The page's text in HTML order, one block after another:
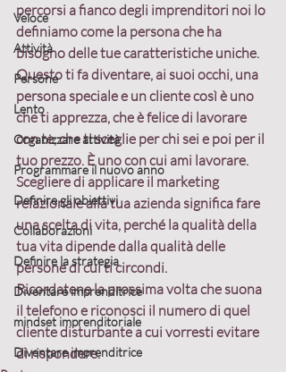
Veloce
Attività
Persone
Lento
Organizzare attività
Programmare il nuovo anno
Definire gli obiettivi
Collaborazioni
Definire la strategia
Diventare imprenditrice
mindset imprenditoriale
Diventare imprenditrice
percorsi a fianco degli imprenditori noi lo
definiamo come la persona che ha
bisogno delle tue caratteristiche uniche.
Questo ti fa diventare, ai suoi occhi, una
persona speciale e un cliente così è uno
che ti apprezza, che è felice di lavorare
con te, che ti sceglie per chi sei e poi per il
tuo prezzo. È uno con cui ami lavorare.
Scegliere di applicare il marketing
relazionale alla tua azienda significa fare
una scelta di vita, perché la qualità della
tua vita dipende dalla qualità delle
persone di cui ti circondi.
Ricordatene la prossima volta che suona
il telefono e riconosci il numero di quel
cliente disturbante a cui vorresti evitare
di rispondere.